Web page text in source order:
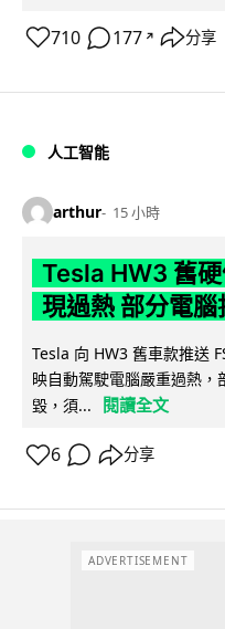
710 177 ↗ 分享
人工智能
arthur 15 小時
Tesla HW3 舊
現過熱 部分電
Tesla 向 HW3 舊車款推送
映自動駕駛電腦嚴重過熱
毀，須...
閱讀全文
6 分享
ADVERTISEMENT